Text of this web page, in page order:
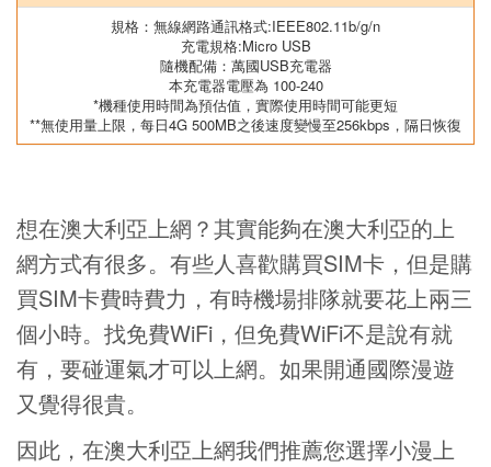
規格：無線網路通訊格式:IEEE802.11b/g/n
充電規格:Micro USB
隨機配備：萬國USB充電器
本充電器電壓為 100-240
*機種使用時間為預估值，實際使用時間可能更短
**無使用量上限，每日4G 500MB之後速度變慢至256kbps，隔日恢復
想在澳大利亞上網？其實能夠在澳大利亞的上
網方式有很多。有些人喜歡購買SIM卡，但是購
買SIM卡費時費力，有時機場排隊就要花上兩三
個小時。找免費WiFi，但免費WiFi不是說有就
有，要碰運氣才可以上網。如果開通國際漫遊
又覺得很貴。
因此，在澳大利亞上網我們推薦您選擇小漫上